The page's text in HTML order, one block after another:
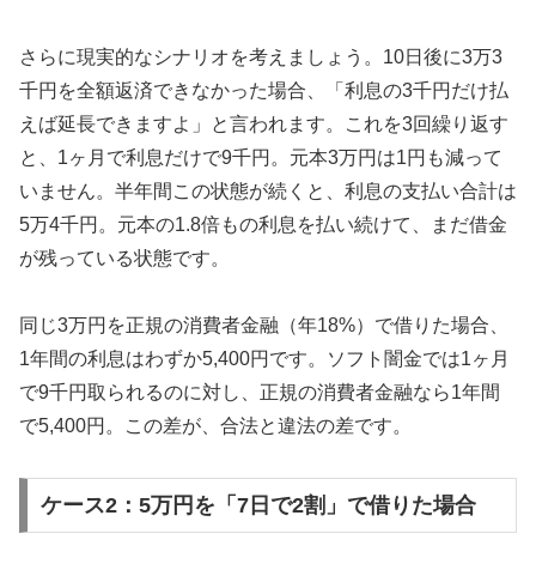
さらに現実的なシナリオを考えましょう。10日後に3万3
千円を全額返済できなかった場合、「利息の3千円だけ払
えば延長できますよ」と言われます。これを3回繰り返す
と、1ヶ月で利息だけで9千円。元本3万円は1円も減って
いません。半年間この状態が続くと、利息の支払い合計は
5万4千円。元本の1.8倍もの利息を払い続けて、まだ借金
が残っている状態です。
同じ3万円を正規の消費者金融（年18%）で借りた場合、
1年間の利息はわずか5,400円です。ソフト闇金では1ヶ月
で9千円取られるのに対し、正規の消費者金融なら1年間
で5,400円。この差が、合法と違法の差です。
ケース2：5万円を「7日で2割」で借りた場合